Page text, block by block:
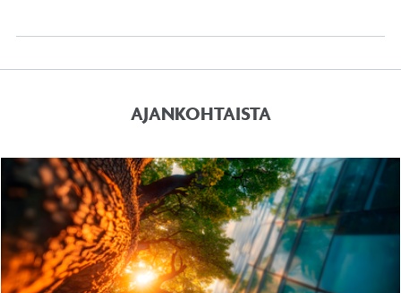
AJANKOHTAISTA